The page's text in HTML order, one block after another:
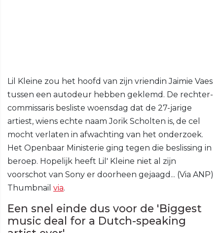
Lil Kleine zou het hoofd van zijn vriendin Jaimie Vaes
tussen een autodeur hebben geklemd. De rechter-
commissaris besliste woensdag dat de 27-jarige
artiest, wiens echte naam Jorik Scholten is, de cel
mocht verlaten in afwachting van het onderzoek.
Het Openbaar Ministerie ging tegen die beslissing in
beroep. Hopelijk heeft Lil' Kleine niet al zijn
voorschot van Sony er doorheen gejaagd... (Via ANP)
Thumbnail via.
Een snel einde dus voor de 'Biggest
music deal for a Dutch-speaking